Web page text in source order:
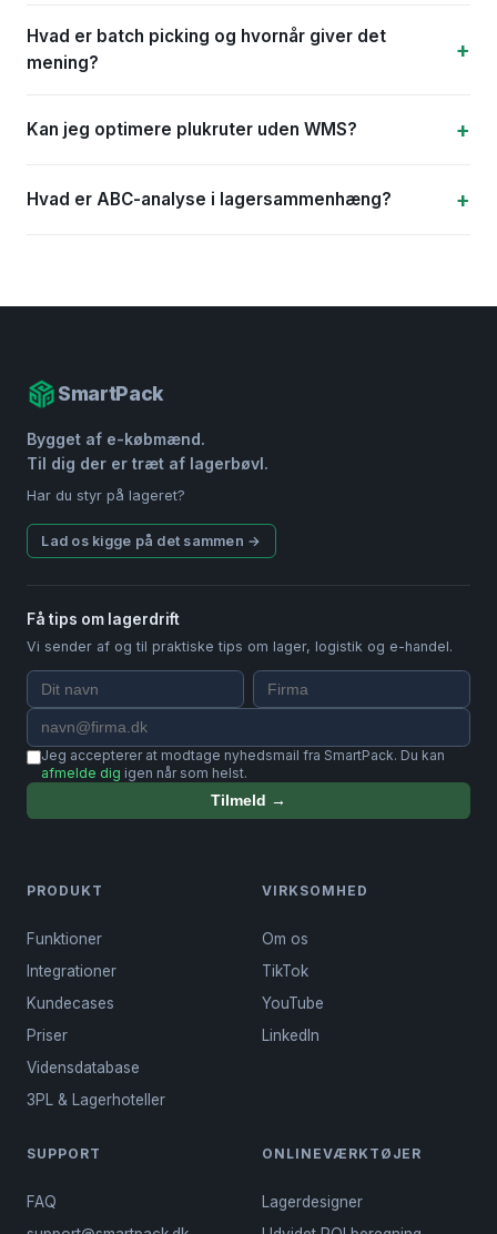
Hvad er batch picking og hvornår giver det
mening?
Kan jeg optimere plukruter uden WMS?
Hvad er ABC-analyse i lagersammenhæng?
SmartPack
Bygget af e-købmænd.
Til dig der er træt af lagerbøvl.
Har du styr på lageret?
Lad os kigge på det sammen →
Få tips om lagerdrift
Vi sender af og til praktiske tips om lager, logistik og e-handel.
Jeg accepterer at modtage nyhedsmail fra SmartPack. Du kan
afmelde dig igen når som helst.
Tilmeld →
PRODUKT
Funktioner
Integrationer
Kundecases
Priser
Vidensdatabase
3PL & Lagerhoteller
VIRKSOMHED
Om os
TikTok
YouTube
LinkedIn
SUPPORT
FAQ
ONLINEVÆRKTØJER
Lagerdesigner